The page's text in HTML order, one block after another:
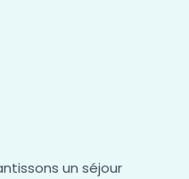
un séjour